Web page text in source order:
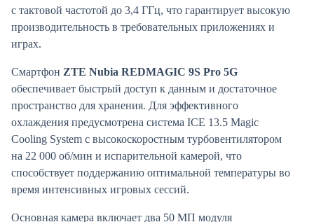
с тактовой частотой до 3,4 ГГц, что гарантирует высокую
производительность в требовательных приложениях и
играх.
Смартфон ZTE Nubia REDMAGIC 9S Pro 5G
обеспечивает быстрый доступ к данным и достаточное
пространство для хранения. Для эффективного
охлаждения предусмотрена система ICE 13.5 Magic
Cooling System с высокоскоростным турбовентилятором
на 22 000 об/мин и испарительной камерой, что
способствует поддержанию оптимальной температуры во
время интенсивных игровых сессий.
Основная камера включает два 50 МП модуля